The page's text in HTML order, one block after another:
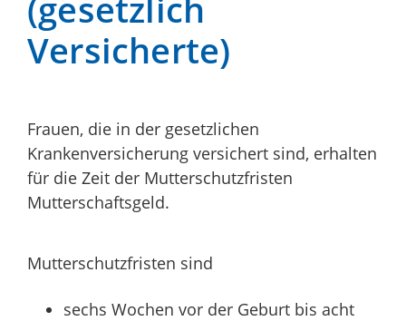
Versicherte)
Frauen, die in der gesetzlichen
Krankenversicherung versichert sind, erhalten
für die Zeit der Mutterschutzfristen
Mutterschaftsgeld.
Mutterschutzfristen sind
sechs Wochen vor der Geburt bis acht